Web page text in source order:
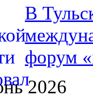
В
форум
2026